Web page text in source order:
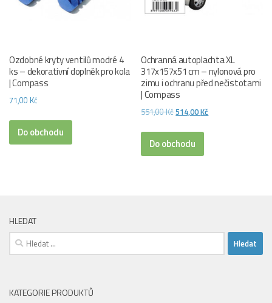
Ozdobné kryty ventilů modré 4
ks – dekorativní doplněk pro kola
| Compass
71,00 Kč
Do obchodu
Ochranná autoplachta XL
317x157x51 cm – nylonová pro
zimu i ochranu před nečistotami
| Compass
551,00KčPůvodní
byla:
551,00 Kč.
514,00KčAktuální
Do obchodu
HLEDAT
Vyhledávání
KATEGORIE PRODUKTŮ